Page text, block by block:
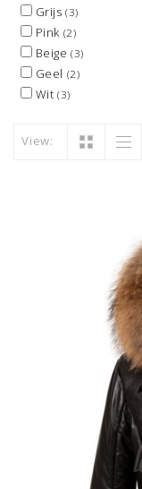
Grijs(3)
Pink (2)
Beige(3)
Geel (2)
Wit (3)
View: